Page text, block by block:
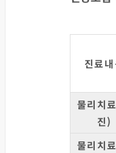
진료
물리치
진)
물리치